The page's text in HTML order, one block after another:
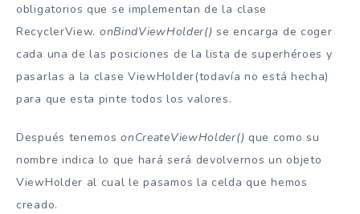
obligatorios que se implementan de la clase
RecyclerView. onBindViewHolder()se encarga de coger
cada una de las posiciones de la lista de superhéroes y
pasarlas a la clase ViewHolder(todavía no está hecha)
para que esta pinte todos los valores.
Después tenemosonCreateViewHolder() que como su
nombre indica lo que hará será devolvernos un objeto
ViewHolder al cual le pasamos la celda que hemos
creado.